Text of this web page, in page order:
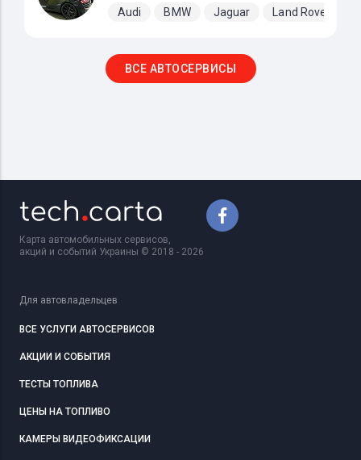
Audi BMW Jaguar Land Rover
ВСЕ АВТОСЕРВИСЫ
Карта автомобильных сервисов,
акций и событий Украины © 2018 - 2026
Для автовладельцев
ВСЕ УСЛУГИ АВТОСЕРВИСОВ
АКЦИИ И СОБЫТИЯ
ТЕСТЫ ТОПЛИВА
ЦЕНЫ НА ТОПЛИВО
КАМЕРЫ ВИДЕОФИКСАЦИИ